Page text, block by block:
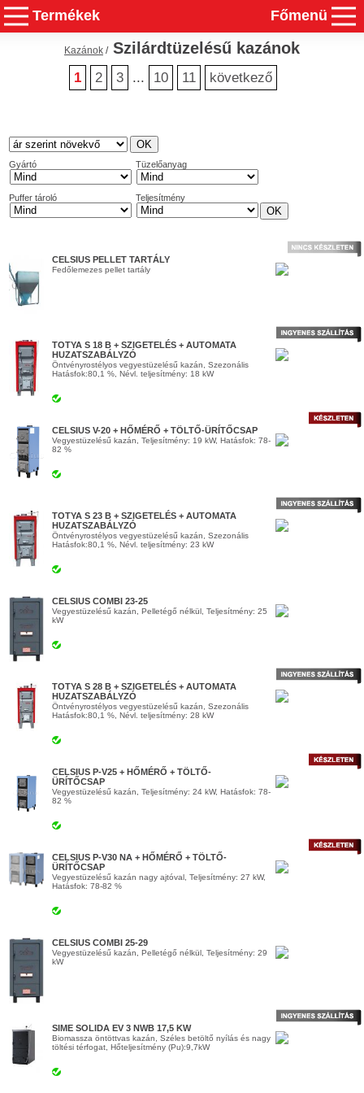
Termékek Főmenü
Kazánok / Szilárdtüzelésű kazánok
1 2 3 ... 10 11 következő
Gyártó Tüzelőanyag
Puffer tároló Teljesítmény
CELSIUS PELLET TARTÁLY
Fedőlemezes pellet tartály
TOTYA S 18 B + SZIGETELÉS + AUTOMATA
HUZATSZABÁLYZÓ
Öntvényrostélyos vegyestüzelésű kazán, Szezonális
Hatásfok:80,1 %, Névl. teljesítmény: 18 kW
CELSIUS V-20 + HŐMÉRŐ + TÖLTŐ-ÜRÍTŐCSAP
Vegyestüzelésű kazán, Teljesítmény: 19 kW, Hatásfok: 78-
82 %
TOTYA S 23 B + SZIGETELÉS + AUTOMATA
HUZATSZABÁLYZÓ
Öntvényrostélyos vegyestüzelésű kazán, Szezonális
Hatásfok:80,1 %, Névl. teljesítmény: 23 kW
CELSIUS COMBI 23-25
Vegyestüzelésű kazán, Pelletégő nélkül, Teljesítmény: 25
kW
TOTYA S 28 B + SZIGETELÉS + AUTOMATA
HUZATSZABÁLYZÓ
Öntvényrostélyos vegyestüzelésű kazán, Szezonális
Hatásfok:80,1 %, Névl. teljesítmény: 28 kW
CELSIUS P-V25 + HŐMÉRŐ + TÖLTŐ-
ÜRÍTŐCSAP
Vegyestüzelésű kazán, Teljesítmény: 24 kW, Hatásfok: 78-
82 %
CELSIUS P-V30 NA + HŐMÉRŐ + TÖLTŐ-
ÜRÍTŐCSAP
Vegyestüzelésű kazán nagy ajtóval, Teljesítmény: 27 kW,
Hatásfok: 78-82 %
CELSIUS COMBI 25-29
Vegyestüzelésű kazán, Pelletégő nélkül, Teljesítmény: 29
kW
SIME SOLIDA EV 3 NWB 17,5 KW
Biomassza öntöttvas kazán, Széles betöltő nyílás és nagy
töltési térfogat, Hőteljesítmény (Pu):9,7kW